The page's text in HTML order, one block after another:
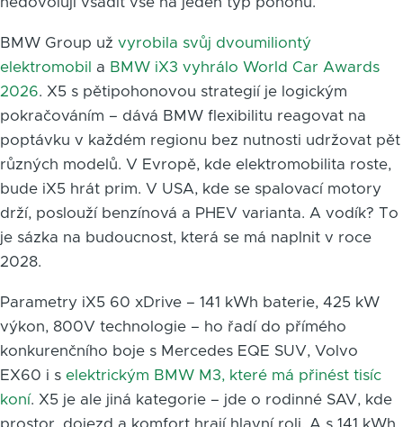
BMW Group už vyrobila svůj dvoumiliontý
elektromobil
a BMW iX3 vyhrálo World Car Awards
2026. X5 s pětipohonovou strategií je logickým
pokračováním – dává BMW flexibilitu reagovat na
poptávku v každém regionu bez nutnosti udržovat pět
různých modelů. V Evropě, kde elektromobilita roste,
bude iX5 hrát prim. V USA, kde se spalovací motory
drží, poslouží benzínová a PHEV varianta. A vodík? To
je sázka na budoucnost, která se má naplnit v roce
2028.
Parametry iX5 60 xDrive – 141 kWh baterie, 425 kW
výkon, 800V technologie – ho řadí do přímého
konkurenčního boje s Mercedes EQE SUV, Volvo
EX60 i s elektrickým BMW M3, které má přinést tisíc
koní. X5 je ale jiná kategorie – jde o rodinné SAV, kde
prostor, dojezd a komfort hrají hlavní roli. A s 141 kWh